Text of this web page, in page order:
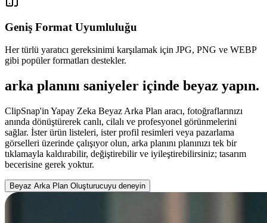
Geniş Format Uyumluluğu
Her türlü yaratıcı gereksinimi karşılamak için JPG, PNG ve WEBP
gibi popüler formatları destekler.
arka planını saniyeler içinde beyaz yapın.
ClipSnap'in Yapay Zeka Beyaz Arka Plan aracı, fotoğraflarınızı
anında dönüştürerek canlı, cilalı ve profesyonel görünmelerini
sağlar. İster ürün listeleri, ister profil resimleri veya pazarlama
görselleri üzerinde çalışıyor olun, arka planını planınızı tek bir
tıklamayla kaldırabilir, değiştirebilir ve iyileştirebilirsiniz; tasarım
becerisine gerek yoktur.
Beyaz Arka Plan Oluşturucuyu deneyin